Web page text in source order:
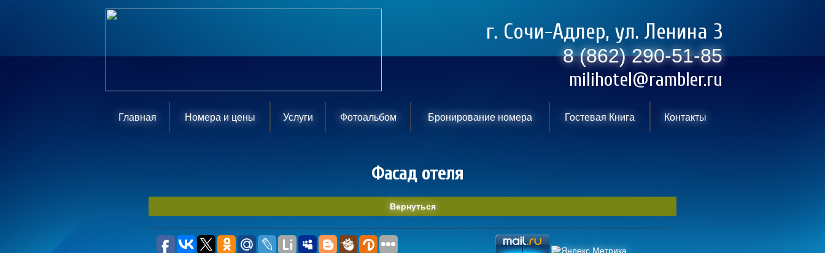
г. Сочи-Адлер, ул. Ленина 3
8 (862) 290-51-85
milihotel@rambler.ru
Главная Номера и цены Услуги Фотоальбом Бронирование номера Гостевая Книга Контакты
Фасад отеля
Вернуться